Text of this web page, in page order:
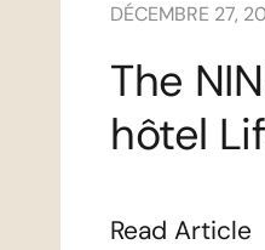
DÉCEMBRE 27,
The
hôtel
Read Article